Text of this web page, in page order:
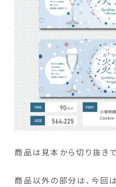
商品は見本から切り抜きで
商品以外の部分は、今回